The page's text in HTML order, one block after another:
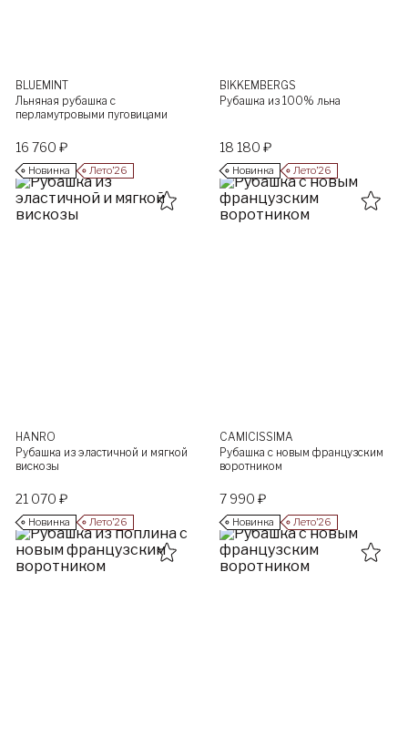
BLUEMINT
Льняная рубашка с
перламутровыми пуговицами
16 760 ₽
Новинка Лето’26
BIKKEMBERGS
Рубашка из 100% льна
18 180 ₽
Новинка Лето’26
HANRO
Рубашка из эластичной и мягкой
вискозы
21 070 ₽
Новинка Лето’26
CAMICISSIMA
Рубашка с новым французским
воротником
7 990 ₽
Новинка Лето’26